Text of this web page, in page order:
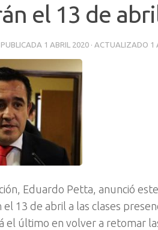
el 13 de
PUBLICADA 1 ABRIL 2020 · ACTUALIZADO 1
Eduardo Petta, anunció
13 de abril a las clases
el último en volver a retomar